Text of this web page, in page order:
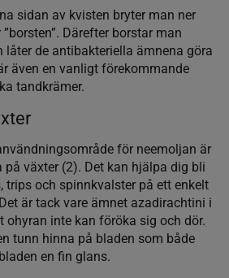
sidan av kvisten bryter man ner
Därefter borstar man
låter de antibakteriella ämnena göra
även en vanligt förekommande
tandkrämer.
för neemoljan är
växter (2). Det kan hjälpa dig bli
trips och spinnkvalster på ett enkelt
är tack vare ämnet azadirachtini i
ohyran inte kan föröka sig och dör.
tunn hinna på bladen som både
en fin glans.